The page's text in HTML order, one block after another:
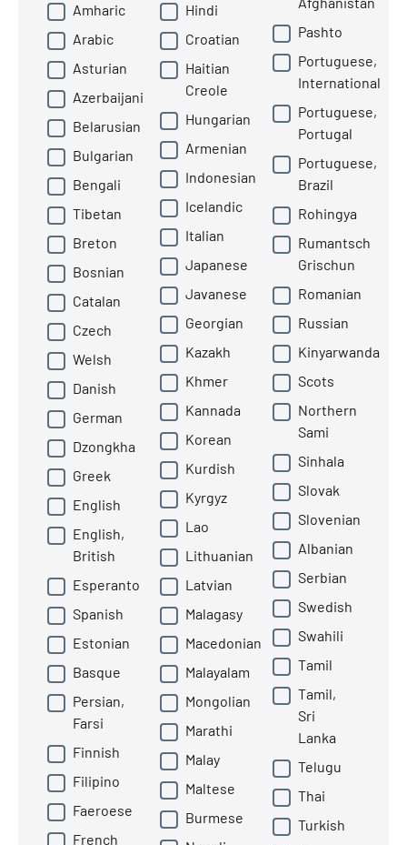
Amharic
Arabic
Asturian
Azerbaijani
Belarusian
Bulgarian
Bengali
Tibetan
Breton
Bosnian
Catalan
Czech
Welsh
Danish
German
Dzongkha
Greek
English
English,
British
Esperanto
Spanish
Estonian
Basque
Persian,
Farsi
Finnish
Filipino
Faeroese
French
Hindi
Croatian
Haitian
Creole
Hungarian
Armenian
Indonesian
Icelandic
Italian
Japanese
Javanese
Georgian
Kazakh
Khmer
Kannada
Korean
Kurdish
Kyrgyz
Lao
Lithuanian
Latvian
Malagasy
Macedonian
Malayalam
Mongolian
Marathi
Malay
Maltese
Burmese
Pashto
Portuguese,
International
Portuguese,
Portugal
Portuguese,
Brazil
Rohingya
Rumantsch
Grischun
Romanian
Russian
Kinyarwanda
Scots
Northern
Sami
Sinhala
Slovak
Slovenian
Albanian
Serbian
Swedish
Swahili
Tamil
Tamil,
Sri
Lanka
Telugu
Thai
Turkish